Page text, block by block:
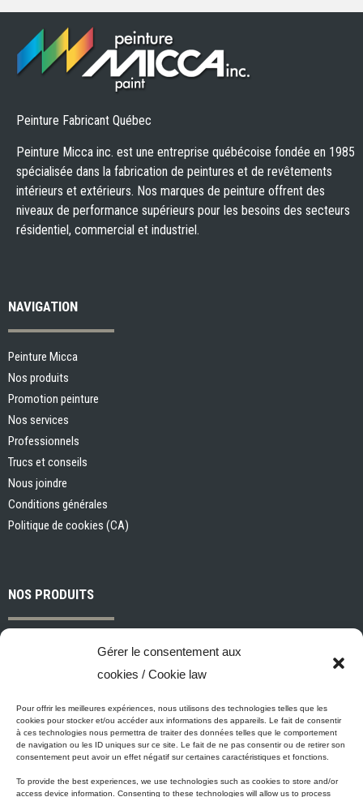
Gérer le consentement aux
cookies / Cookie law
Pour offrir les meilleures expériences, nous utilisons des technologies telles que les
cookies pour stocker et/ou accéder aux informations des appareils. Le fait de consentir
à ces technologies nous permettra de traiter des données telles que le comportement
de navigation ou les ID uniques sur ce site. Le fait de ne pas consentir ou de retirer son
consentement peut avoir un effet négatif sur certaines caractéristiques et fonctions.
To provide the best experiences, we use technologies such as cookies to store and/or
access device information. Consenting to these technologies will allow us to process
Peinture Fabricant Québec
Peinture Micca inc. est une entreprise québécoise fondée en 1985
spécialisée dans la fabrication de peintures et de revêtements
intérieurs et extérieurs. Nos marques de peinture offrent des
niveaux de performance supérieurs pour les besoins des secteurs
résidentiel, commercial et industriel.
NAVIGATION
Peinture Micca
Nos produits
Promotion peinture
Nos services
Professionnels
Trucs et conseils
Nous joindre
Conditions générales
Politique de cookies (CA)
NOS PRODUITS
Peintures et apprêts d’intérieur
Industriel, commercial et municipal
Nettoyage, préparation des surfaces et divers
Outils et accessoires de peinture